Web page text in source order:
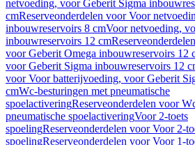
netvoeding, voor Geberit Sigma
cmReserveonderdelen voor Voor
inbouwreservoirs 8 cmVoor netvoeding,
inbouwreservoirs 12 cm
voor Geberit Omega inbouwreservoirs 12
voor Geberit Sigma inbouwreservoirs 12
voor Voor batterijvoeding, voor Geberit
cmWc-besturingen met pneumatische
spoelactiveringReserveonderdelen voor
pneumatische spoelactiveringVoor 2-toets
spoelingReserveonderdelen voor Voor 2-
spoelingReserveonderdelen voor Voor 1-